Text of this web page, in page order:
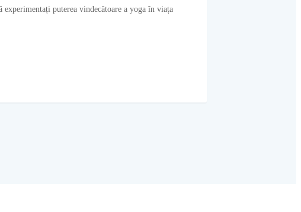
puterea vindecătoare a yoga în viața